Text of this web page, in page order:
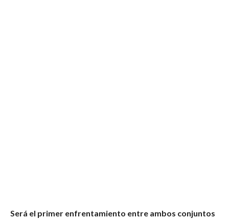
Será el primer enfrentamiento entre ambos conjuntos